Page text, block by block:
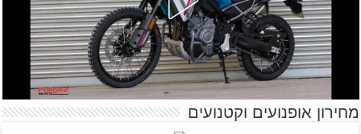
מחירון אופנועים וקטנועים